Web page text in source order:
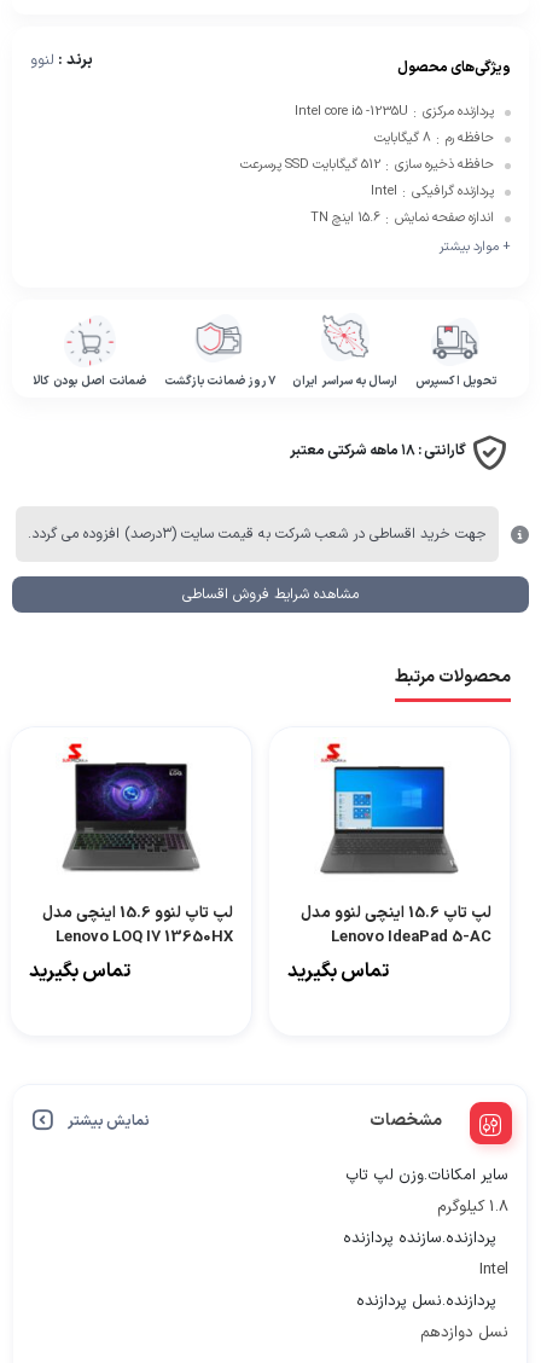
برند : لنوو ویژگی‌های محصول
پردازنده مرکزی :
Intel core i5 -1235U
حافظه رم : 8 گیگابایت
حافظه ذخیره سازی : 512 گیگابایت SSD پرسرعت
پردازنده گرافیکی :
Intel
اندازه صفحه نمایش : 15.6 اینچ TN
+ موارد بیشتر
تحویل اکسپرس ارسال به سراسر ایران ۷ روز ضمانت بازگشت ضمانت اصل بودن کالا
گارانتی :۱۸ ماهه شرکتی معتبر
جهت خرید اقساطی در شعب شرکت به قیمت سایت (۳درصد) افزوده می گردد.
مشاهده شرایط فروش اقساطی
محصولات مرتبط
لپ تاپ 15.6 اینچی لنوو مدل
Lenovo IdeaPad 5-AC
تماس بگیرید
لپ تاپ لنوو 15.6 اینچی مدل
Lenovo LOQ I7 13650HX
24GB 1TB RTX5050-DU
تماس بگیرید
مشخصات نمایش بیشتر
سایر امکانات.وزن لپ تاپ
1.8 کیلوگرم
پردازنده.سازنده پردازنده
Intel
پردازنده.نسل پردازنده
نسل دوازدهم